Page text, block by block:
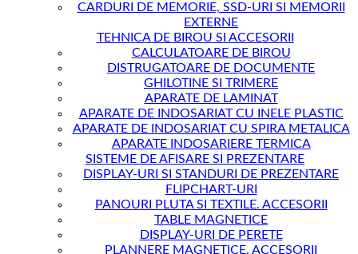
CARDURI DE MEMORIE, SSD-URI SI MEMORII
EXTERNE
TEHNICA DE BIROU SI ACCESORII
CALCULATOARE DE BIROU
DISTRUGATOARE DE DOCUMENTE
GHILOTINE SI TRIMERE
APARATE DE LAMINAT
APARATE DE INDOSARIAT CU INELE PLASTIC
APARATE DE INDOSARIAT CU SPIRA METALICA
APARATE INDOSARIERE TERMICA
SISTEME DE AFISARE SI PREZENTARE
DISPLAY-URI SI STANDURI DE PREZENTARE
FLIPCHART-URI
PANOURI PLUTA SI TEXTILE. ACCESORII
TABLE MAGNETICE
DISPLAY-URI DE PERETE
PLANNERE MAGNETICE. ACCESORII